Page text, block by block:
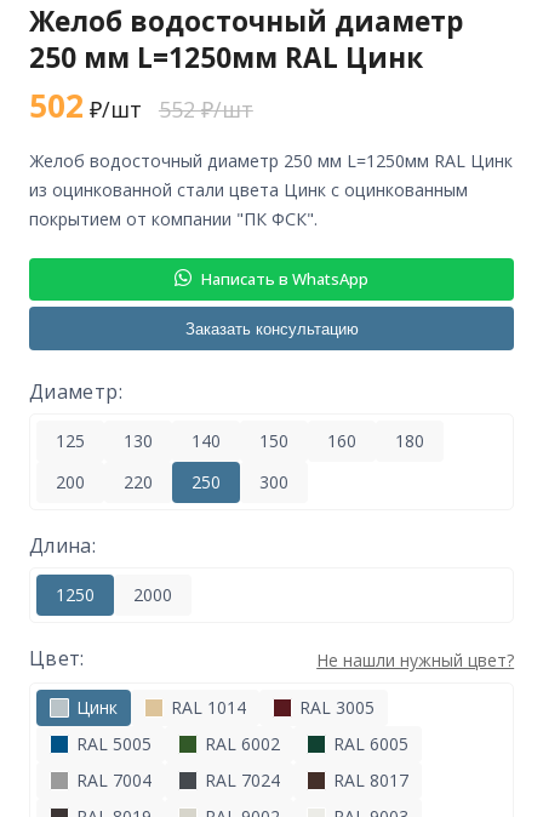
Желоб водосточный диаметр
250 мм L=1250мм RAL Цинк
502 ₽/шт 552 ₽/шт
желоб водосточный диаметр 250 мм L=1250мм RAL Цинк
из оцинкованной стали цвета Цинк с оцинкованным
покрытием от компании "ПК ФСК".
Написать в WhatsApp
Заказать консультацию
Диаметр:
125 130 140 150 160
180
200
220 250 300
Длина:
1250 2000
Цвет: Не нашли нужный цвет?
Цинк RAL 1014
RAL 3005
RAL 5005
RAL 6002
RAL 6005
RAL 7004
RAL 7024
RAL 8017